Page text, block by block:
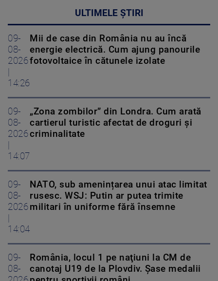
ULTIMELE ȘTIRI
09-
08-
2026
14:26
Mii de case din România nu au încă
energie electrică. Cum ajung panourile
fotovoltaice în cătunele izolate
09-
08-
2026
14:07
„Zona zombilor” din Londra. Cum arată
cartierul turistic afectat de droguri și
criminalitate
09-
08-
2026
14:04
NATO, sub amenințarea unui atac limitat
rusesc. WSJ: Putin ar putea trimite
militari în uniforme fără însemne
09-
08-
România, locul 1 pe naţiuni la CM de
canotaj U19 de la Plovdiv. Șase medalii